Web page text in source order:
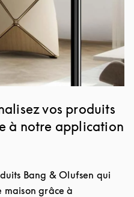
vos produits
à notre application
Bang & Olufsen qui
grâce à